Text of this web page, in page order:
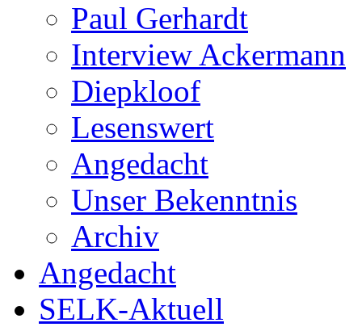
Paul Gerhardt
Interview Ackermann
Diepkloof
Lesenswert
Angedacht
Unser Bekenntnis
Archiv
Angedacht
SELK-Aktuell